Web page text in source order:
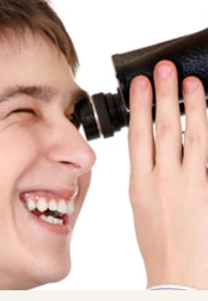
транспорту,